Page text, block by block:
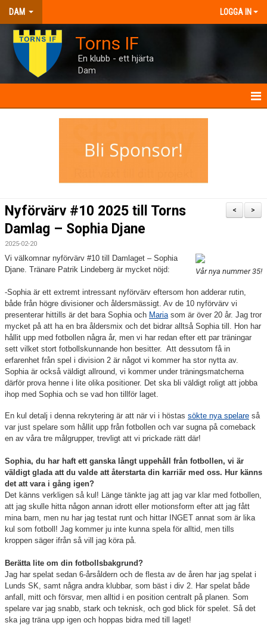
DAM LOGGA IN
Torns IF
En klubb - ett hjärta
Dam
MANUAL
TORNHUSET
TRÄNING
MATCH
KALENDER
PRISER
BILDGALLERI
DOKUMENT
>
<
Nyförvärv #10 2025 till Torns
Damlag – Sophia Djane
2025-02-20
Vår nya nummer 35!
Vi välkomnar nyförvärv #10 till Damlaget – Sophia
Djane. Tränare Patrik Lindeberg är mycket nöjd:
-Sophia är ett extremt intressant nyförvärv eftersom hon adderar rutin,
både från högre divisioner och åldersmässigt. Av de 10 nyförvärv vi
presenterar hittills är det bara Sophia och Mariasom är över 20 år. Jag tror
mycket på att ha en bra åldersmix och det bidrar alltså Sophia till. Hon har
hållit upp med fotbollen några år, men vi har redan efter ett par träningar
sett vilket stort fotbollskunnande hon besitter. Att dessutom få in
erfarenhet från spel i division 2 är något vi kommer ha stor nytta av.
Sophia är också väldigt allround, vi kommer under träningsmatcherna
därför prova henne i lite olika positioner. Det ska bli väldigt roligt att jobba
ihop med Sophia och se vad hon tillför laget.
En kul detalj i denna rekrytering är att när vi i höstas sökte nya spelare så
var just spelare som hållit upp från fotbollen och var sugna på comeback
en av våra tre målgrupper, trevligt att vi prickade rätt där!
Sophia, du har haft ett ganska långt uppehåll från fotbollen, vi är
väldigt glada att du valde att återstarta din karriär med oss. Hur känns
det att vara i gång igen?
Det känns verkligen så kul! Länge tänkte jag att jag var klar med fotbollen,
att jag skulle hitta någon annan idrott eller motionsform efter att jag fått
mina barn, men nu har jag testat runt och hittar INGET annat som är lika
kul som fotboll! Jag kommer ju inte kunna spela för alltid, men tills
kroppen säger ifrån så vill jag köra på.
Berätta lite om din fotbollsbakgrund?
Jag har spelat sedan 6-årsåldern och de flesta av de åren har jag spelat i
Lunds SK, samt några andra klubbar, som bäst i div 2. Har spelat både
anfall, mitt och försvar, men alltid i en position centralt på planen. Som
spelare var jag snabb, stark och teknisk, och god blick för spelet. Så det
ska jag träna upp igen och hoppas bidra med till laget!